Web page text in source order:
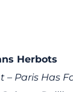
Herbots
– Paris Has